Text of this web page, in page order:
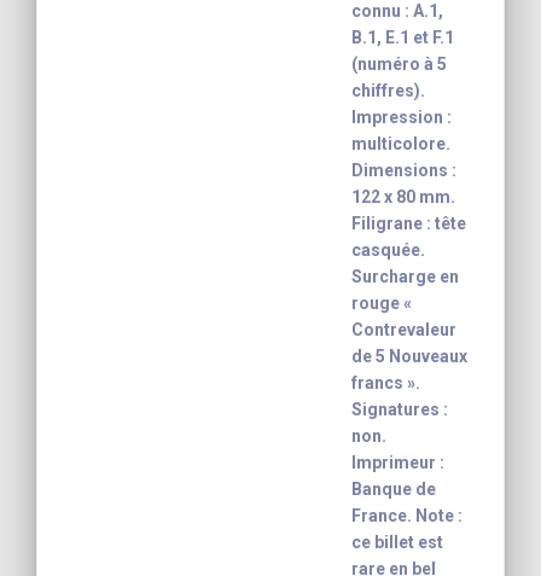
connu : A.1,
B.1, E.1 et F.1
(numéro à 5
chiffres).
Impression :
multicolore.
Dimensions :
122 x 80 mm.
Filigrane : tête
casquée.
Surcharge en
rouge «
Contrevaleur
de 5 Nouveaux
francs ».
Signatures :
non.
Imprimeur :
Banque de
France. Note :
ce billet est
rare en bel